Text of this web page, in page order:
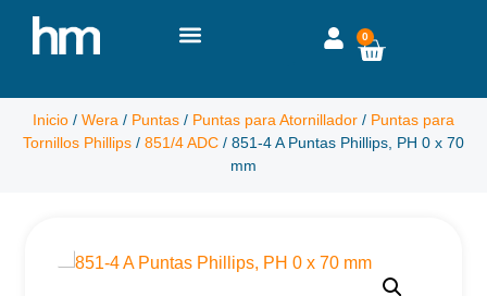
0
Inicio / Wera / Puntas / Puntas para Atornillador / Puntas para
Tornillos Phillips / 851/4 ADC / 851-4 A Puntas Phillips, PH 0 x 70
mm